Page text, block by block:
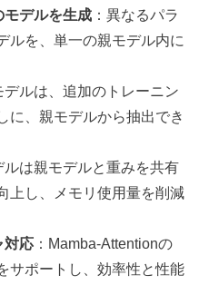
モデルを生成 ：異なるパラ
ルを、単一の親モデル内に
デルは、追加のトレーニン
に、親モデルから抽出でき
ルは親モデルと重みを共有
上し、メモリ使用量を削減
対応 ：Mamba-Attentionの
サポートし、効率性と性能